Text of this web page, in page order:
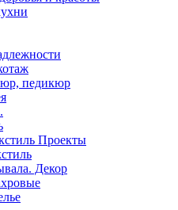
педикюр
Проекты
Декор